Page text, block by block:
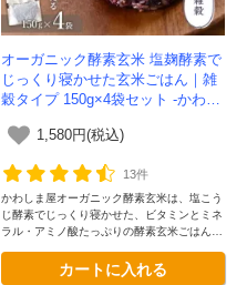
オーガニック酵素玄米 塩麹酵素で
じっくり寝かせた玄米ごはん｜雑
穀タイプ 150g×4袋セット -かわし
1,580円(税込)
13件
かわしま屋オーガニック酵素玄米は、塩こう
じ酵素でじっくり寝かせた、ビタミンとミネ
ラル・アミノ酸たっぷりの酵素玄米ごはんで
しくなりました。雑穀入りです
カートに入れる